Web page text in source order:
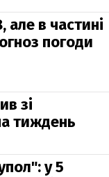
але в частині
погоди
зі
тиждень
у 5